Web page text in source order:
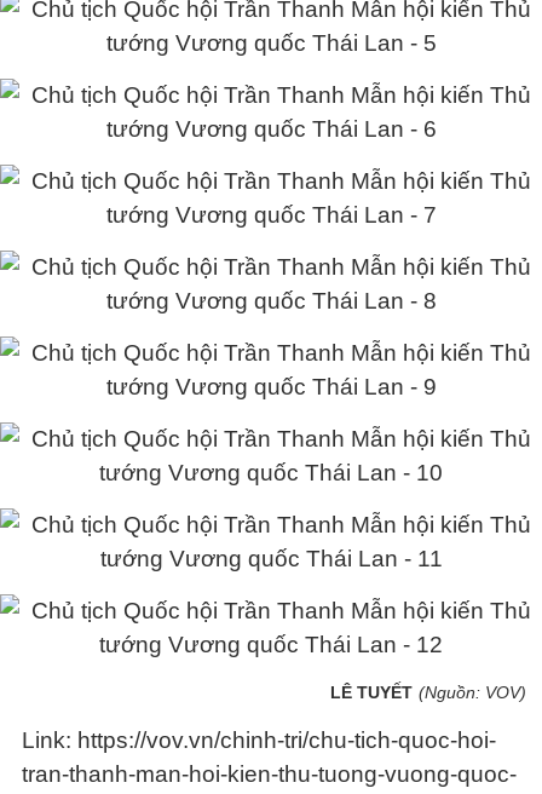
LÊ TUYẾT (Nguồn: VOV)
Link: https://vov.vn/chinh-tri/chu-tich-quoc-hoi-
tran-thanh-man-hoi-kien-thu-tuong-vuong-quoc-